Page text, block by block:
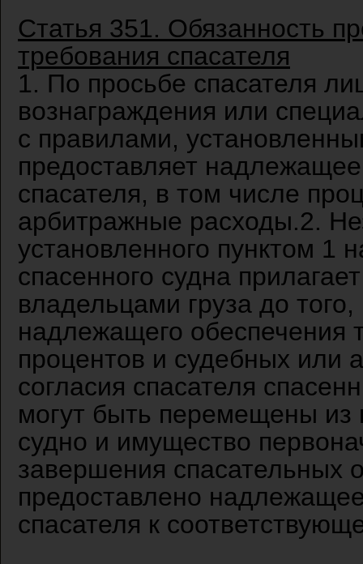
Статья 351. Обязанность
требования спасателя
1. По просьбе спасателя
вознаграждения или
с правилами,
предоставляет
спасателя, в том числе
арбитражные расходы.2.
установленного пунктом 1
спасенного судна
владельцами груза до
надлежащего обеспечения
процентов и судебных или
согласия спасателя
могут быть перемещены из
судно и имущество
завершения спасательных
предоставлено
спасателя к